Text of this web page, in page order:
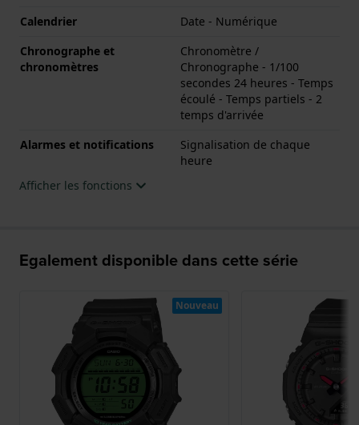
Calendrier
Date - Numérique
Chronographe et
chronomètres
Chronomètre /
Chronographe - 1/100
secondes 24 heures - Temps
écoulé - Temps partiels - 2
temps d'arrivée
Alarmes et notifications
Signalisation de chaque
heure
Afficher les fonctions
Egalement disponible dans cette série
Nouveau